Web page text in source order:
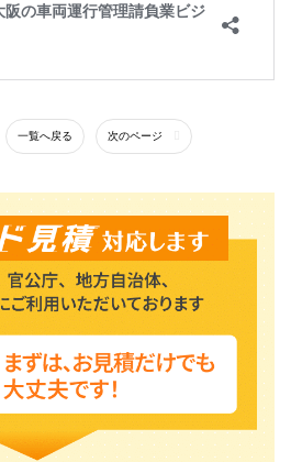
一覧へ戻る 次のページ